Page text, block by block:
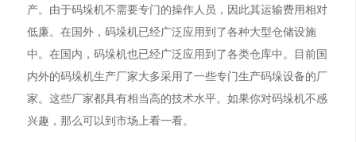
产。由于码垛机不需要专门的操作人员，因此其运输费用相对
低廉。在国外，码垛机已经广泛应用到了各种大型仓储设施
中。在国内，码垛机也已经广泛应用到了各类仓库中。目前国
内外的码垛机生产厂家大多采用了一些专门生产码垛设备的厂
家。这些厂家都具有相当高的技术水平。如果你对码垛机不感
兴趣，那么可以到市场上看一看。